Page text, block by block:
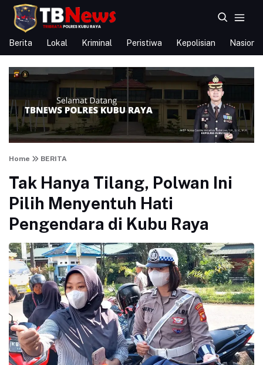
Berita Lokal Kriminal Peristiwa Kepolisian Nasional
Home BERITA
Tak Hanya Tilang, Polwan Ini
Pilih Menyentuh Hati
Pengendara di Kubu Raya